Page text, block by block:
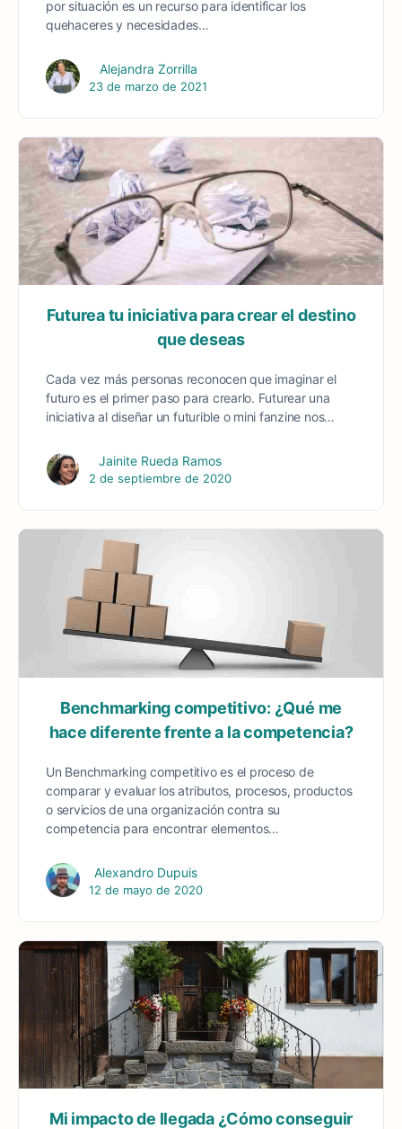
por situación es un recurso para identificar los
quehaceres y necesidades…
Alejandra Zorrilla
23 de marzo de 2021
Futurea tu iniciativa para crear el destino
que deseas
Cada vez más personas reconocen que imaginar el
futuro es el primer paso para crearlo. Futurear una
iniciativa al diseñar un futurible o mini fanzine nos…
Jainite Rueda Ramos
2 de septiembre de 2020
Benchmarking competitivo: ¿Qué me
hace diferente frente a la competencia?
Un Benchmarking competitivo es el proceso de
comparar y evaluar los atributos, procesos, productos
o servicios de una organización contra su
competencia para encontrar elementos…
Alexandro Dupuis
12 de mayo de 2020
Mi impacto de llegada ¿Cómo conseguir